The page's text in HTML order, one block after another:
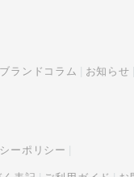
ブランドコラム お知らせ
ーポリシー